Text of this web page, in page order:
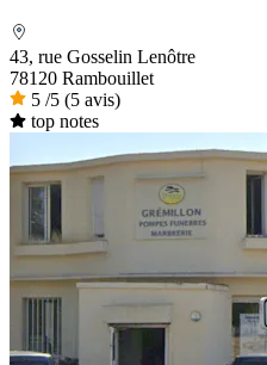
43, rue Gosselin Lenôtre
78120 Rambouillet
5 /5 (5 avis)
top notes